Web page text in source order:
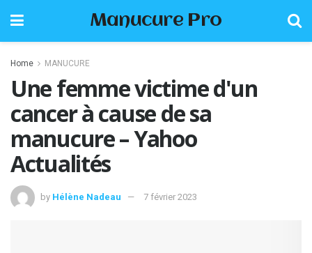
Manucure Pro
Home MANUCURE
Une femme victime d'un
cancer à cause de sa
manucure – Yahoo
Actualités
by Hélène Nadeau 7 février 2023